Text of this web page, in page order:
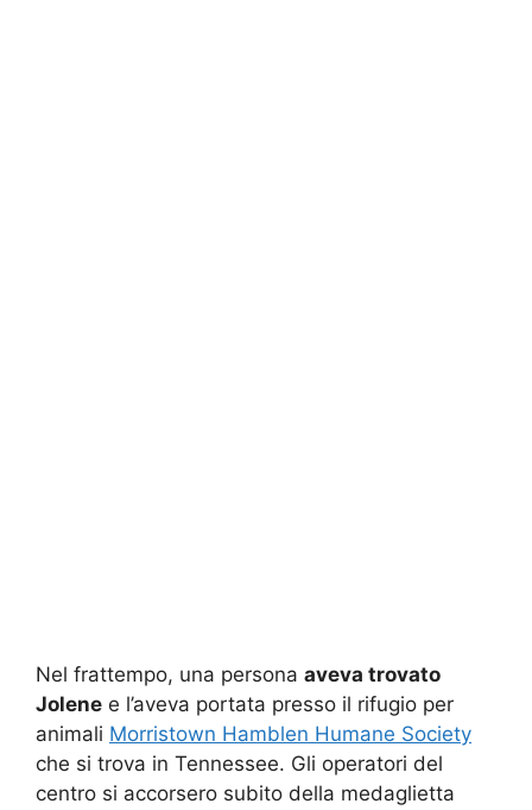
Nel frattempo, una persona aveva trovato
Jolene e l’aveva portata presso il rifugio per
animali Morristown Hamblen Humane Society
che si trova in Tennessee. Gli operatori del
centro si accorsero subito della medaglietta